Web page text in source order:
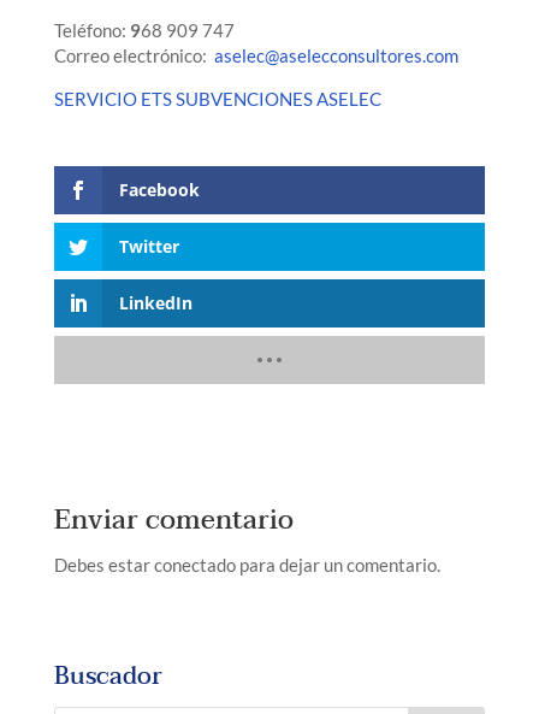
Teléfono: 968 909 747
Correo electrónico: aselec@aselecconsultores.com
SERVICIO ETS SUBVENCIONES ASELEC
Facebook
Twitter
LinkedIn
Enviar comentario
Debes estar conectado para dejar un comentario.
Buscador